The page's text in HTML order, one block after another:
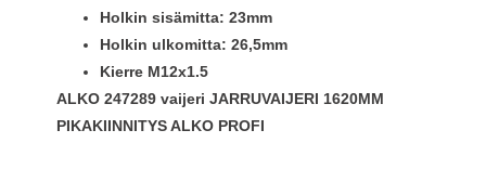
Holkin sisämitta: 23mm
Holkin ulkomitta: 26,5mm
Kierre M12x1.5
ALKO 247289 vaijeri JARRUVAIJERI 1620MM
PIKAKIINNITYS ALKO PROFI